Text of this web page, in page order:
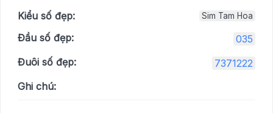
Kiểu số đẹp: Sim Tam Hoa
Đầu số đẹp:
035
Đuôi số đẹp:
7371222
Ghi chú: